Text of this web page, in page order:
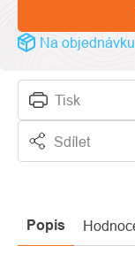
Tisk
Sdílet
Na objednávku
Popis